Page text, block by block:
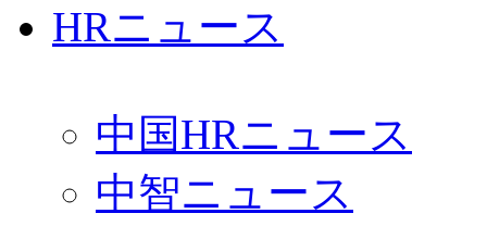
HRニュース
中国HRニュース
中智ニュース